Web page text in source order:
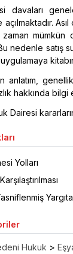
davaları
mümkün
nedenle satış
uygulamaya
hakkında bilgi
Dairesi
Yolları
Hukuk >